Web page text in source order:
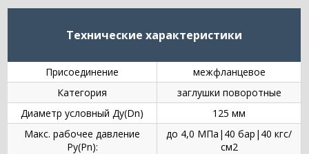
Технические характеристики
Присоединение
межфланцевое
Категория
заглушки поворотные
Диаметр условный Ду(Dn)
125 мм
Макс. рабочее давление
Ру(Pn):
до 4,0 МПа|40 бар|40 кгс/
см2